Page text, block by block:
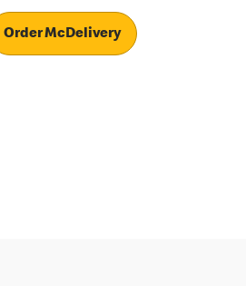
Order McDelivery